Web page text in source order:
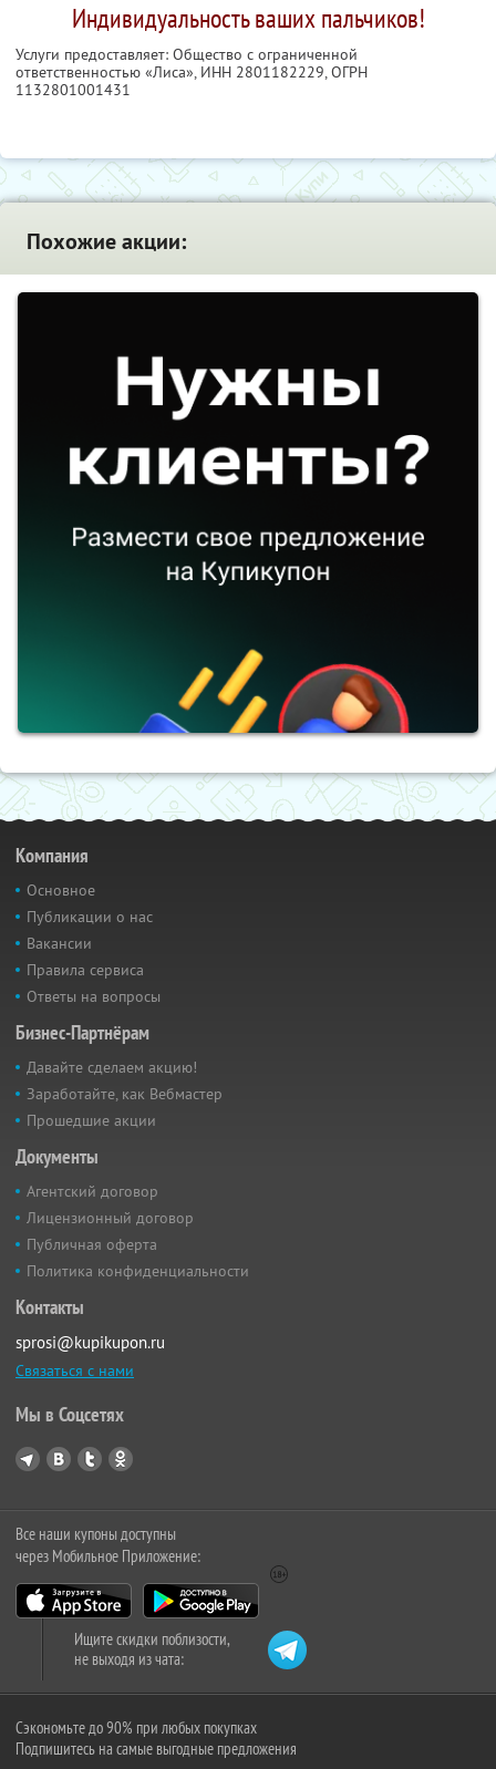
Индивидуальность ваших пальчиков!
Услуги предоставляет: Общество с ограниченной
ответственностью «Лиса», ИНН 2801182229, ОГРН
1132801001431
Похожие акции:
Компания
Основное
Публикации о нас
Вакансии
Правила сервиса
Ответы на вопросы
Бизнес-Партнёрам
Давайте сделаем акцию!
Заработайте, как Вебмастер
Прошедшие акции
Документы
Агентский договор
Лицензионный договор
Публичная оферта
Политика конфиденциальности
Контакты
sprosi@kupikupon.ru
Связаться с нами
Мы в Соцсетях
Все наши купоны доступны
через Мобильное Приложение:
Ищите скидки поблизости,
не выходя из чата:
Сэкономьте до 90% при любых покупках
Подпишитесь на самые выгодные предложения